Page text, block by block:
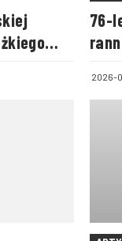
76-
2026-